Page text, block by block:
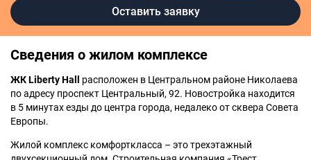
Оставить заявку
Сведения о жилом комплексе
ЖК Liberty Hall
расположен в Центральном районе Николаева
по адресу проспект Центральный, 92. Новостройка находится
в 5 минутах езды до центра города, недалеко от сквера Совета
Европы.
Жилой комплекс комфорткласса – это трехэтажный